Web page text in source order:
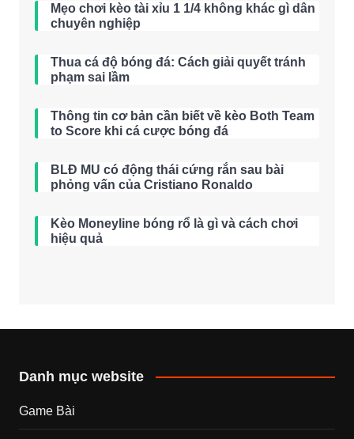
Mẹo chơi kèo tài xỉu 1 1/4 không khác gì dân
chuyên nghiệp
Thua cá độ bóng đá: Cách giải quyết tránh
phạm sai lầm
Thông tin cơ bản cần biết về kèo Both Team
to Score khi cá cược bóng đá
BLĐ MU có động thái cứng rắn sau bài
phỏng vấn của Cristiano Ronaldo
Kèo Moneyline bóng rổ là gì và cách chơi
hiệu quả
Danh mục website
Game Bài